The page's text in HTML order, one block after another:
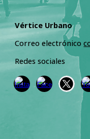
Vértice Urbano
Correo electrónico
Redes sociales